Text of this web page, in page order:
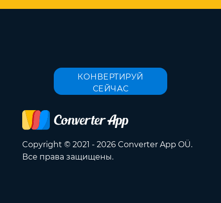
КОНВЕРТИРУЙ
СЕЙЧАС
Copyright © 2021 - 2026 Converter App OÜ.
Все права защищены.